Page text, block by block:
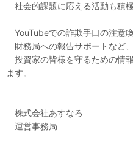
社会的課題に応える活動も積
YouTubeでの詐欺手口の注意喚
財務局への報告サポートなど、
投資家の皆様を守るための情
ます。
株式会社あすなろ
運営事務局